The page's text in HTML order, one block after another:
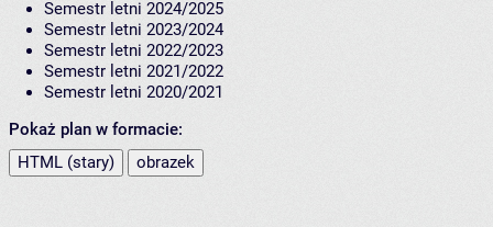
Semestr letni 2024/2025
Semestr letni 2023/2024
Semestr letni 2022/2023
Semestr letni 2021/2022
Semestr letni 2020/2021
Pokaż plan w formacie:
HTML (stary)
obrazek